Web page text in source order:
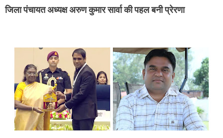
जिला पंचायत अध्यक्ष अरुण कुमार सार्वा की पहल बनी प्रेरणा